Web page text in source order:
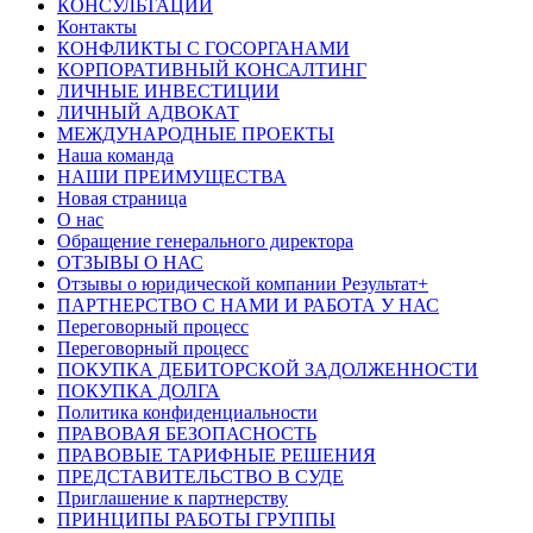
КОНСУЛЬТАЦИИ
Контакты
КОНФЛИКТЫ С ГОСОРГАНАМИ
КОРПОРАТИВНЫЙ КОНСАЛТИНГ
ЛИЧНЫЕ ИНВЕСТИЦИИ
ЛИЧНЫЙ АДВОКАТ
МЕЖДУНАРОДНЫЕ ПРОЕКТЫ
Наша команда
НАШИ ПРЕИМУЩЕСТВА
Новая страница
О нас
Обращение генерального директора
ОТЗЫВЫ О НАС
Отзывы о юридической компании Результат+
ПАРТНЕРСТВО С НАМИ И РАБОТА У НАС
Переговорный процесс
Переговорный процесс
ПОКУПКА ДЕБИТОРСКОЙ ЗАДОЛЖЕННОСТИ
ПОКУПКА ДОЛГА
Политика конфиденциальности
ПРАВОВАЯ БЕЗОПАСНОСТЬ
ПРАВОВЫЕ ТАРИФНЫЕ РЕШЕНИЯ
ПРЕДСТАВИТЕЛЬСТВО В СУДЕ
Приглашение к партнерству
ПРИНЦИПЫ РАБОТЫ ГРУППЫ